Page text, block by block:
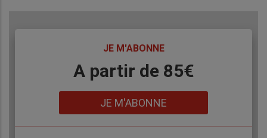
JE M'ABONNE
A partir de 85€
JE M'ABONNE